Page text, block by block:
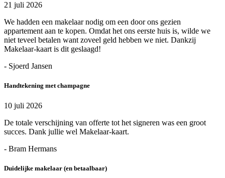
21 juli 2026
We hadden een makelaar nodig om een door ons gezien
appartement aan te kopen. Omdat het ons eerste huis is, wilde we
niet teveel betalen want zoveel geld hebben we niet. Dankzij
Makelaar-kaart is dit geslaagd!
- Sjoerd Jansen
Handtekening met champagne
10 juli 2026
De totale verschijning van offerte tot het signeren was een groot
succes. Dank jullie wel Makelaar-kaart.
- Bram Hermans
Duidelijke makelaar (en betaalbaar)